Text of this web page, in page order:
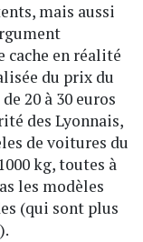
mais aussi
cache en réalité
du prix du
20 à 30 euros
des Lyonnais,
de voitures du
kg, toutes à
les modèles
(qui sont plus